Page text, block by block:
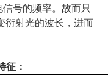
号的频率。故而只
衍射光的波长，进而
征：